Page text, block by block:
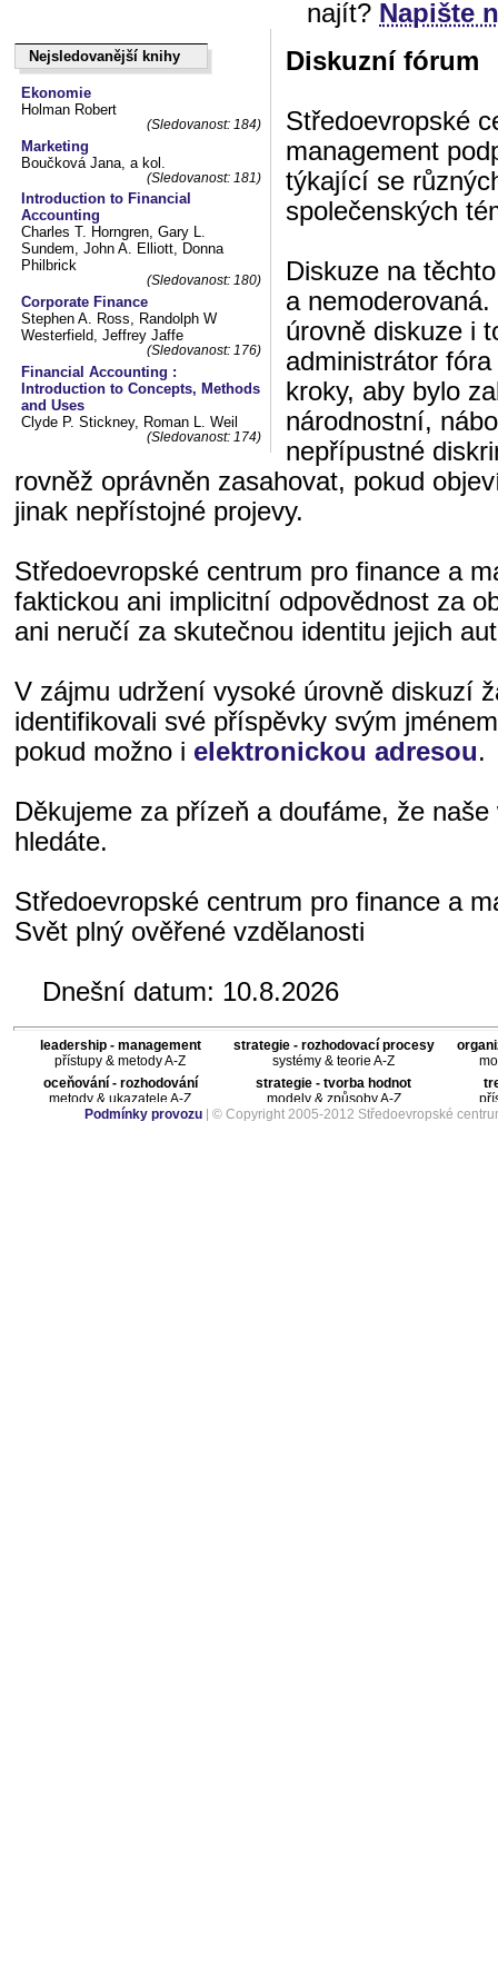
najít? Napište
Nejsledovanější knihy
Nejsledovanější knihy
Ekonomie
Holman Robert
(Sledovanost: 184)
Marketing
Boučková Jana, a kol.
(Sledovanost: 181)
Introduction to Financial
Accounting
Charles T. Horngren, Gary L.
Sundem, John A. Elliott, Donna
Philbrick
(Sledovanost: 180)
Corporate Finance
Stephen A. Ross, Randolph W
Westerfield, Jeffrey Jaffe
(Sledovanost: 176)
Financial Accounting :
Introduction to Concepts, Methods
and Uses
Clyde P. Stickney, Roman L. Weil
(Sledovanost: 174)
Diskuzní fórum
Středoevropské
management
týkající se
společenských
Diskuze na
a
úrovně diskuze i
administrátor
kroky, aby bylo
národnostní,
nepřípustné
rovněž oprávněn zasahovat, pokud
jinak nepřístojné projevy.
Středoevropské centrum pro finance a
faktickou ani implicitní odpovědnost za
ani neručí za skutečnou identitu jejich
V zájmu udržení vysoké úrovně diskuzí
identifikovali své příspěvky svým
pokud možno i elektronickou adresou.
Děkujeme za přízeň a doufáme, že
hledáte.
Středoevropské centrum pro finance a
Svět plný ověřené vzdělanosti
Dnešní datum: 10.8.2026
leadership - management strategie - rozhodovací procesy
přístupy & metody A-Z
systémy & teorie A-Z
oceňování - rozhodování
strategie - tvorba hodnot
metody & ukazatele A-Z
modely & způsoby A-Z
Podmínky provozu| © Copyright 2005-2012 Středoevropské